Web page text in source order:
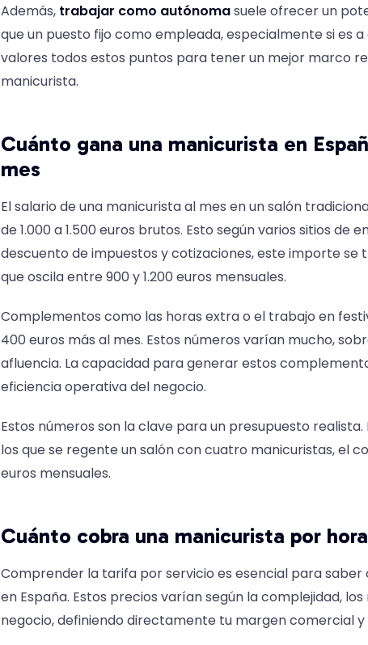
Además, trabajar como autónomasuele ofrecer un
que un puesto fijo como empleada, especialmente si es a
valores todos estos puntos para tener un mejor marco
manicurista.
Cuánto gana una manicurista en
mes
El salario de una manicurista al mes en un salón
de 1.000 a 1.500 euros brutos. Esto según varios sitios de
descuento de impuestos y cotizaciones, este importe se
que oscila entre 900 y 1.200 euros mensuales.
Complementos como las horas extra o el trabajo en
400 euros más al mes. Estos números varían mucho,
afluencia. La capacidad para generar estos
eficiencia operativa del negocio.
Estos números son la clave para un presupuesto
los que se regente un salón con cuatro manicuristas, el
euros mensuales.
Cuánto cobra una manicurista por
Comprender la tarifa por servicio es esencial para
en España. Estos precios varían según la complejidad,
negocio, definiendo directamente tu margen comercial